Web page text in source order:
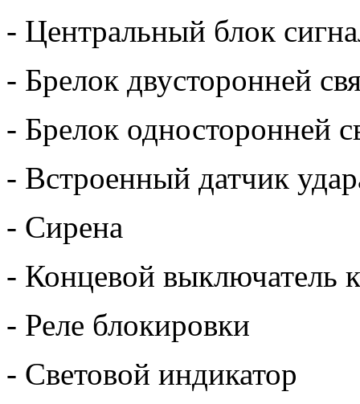
- Центральный блок
- Брелок двусторонней
- Брелок односторонней
- Встроенный датчик
- Сирена
- Концевой выключатель
- Реле блокировки
- Световой индикатор